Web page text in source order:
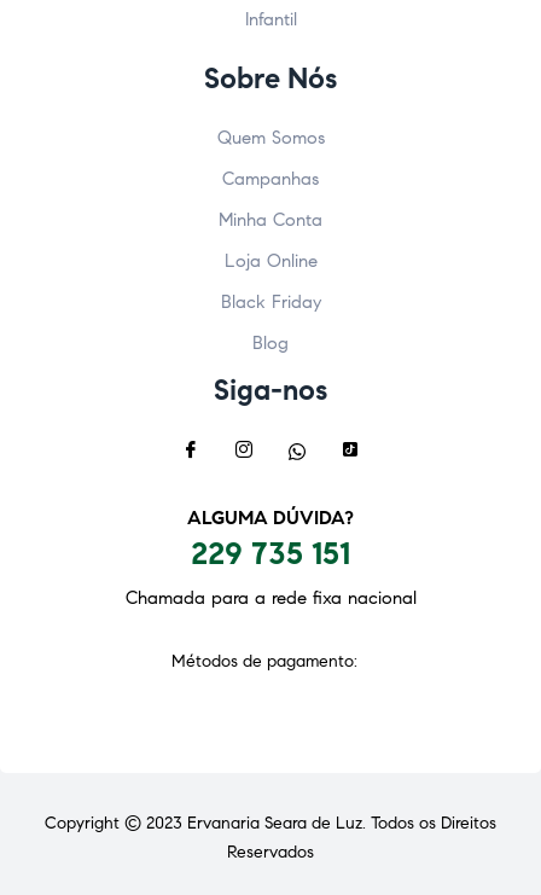
Infantil
Sobre Nós
Quem Somos
Campanhas
Minha Conta
Loja Online
Black Friday
Blog
Siga-nos
ALGUMA DÚVIDA?
229 735 151
Chamada para a rede fixa nacional
Métodos de pagamento:
Copyright © 2023 Ervanaria Seara de Luz. Todos os Direitos
Reservados